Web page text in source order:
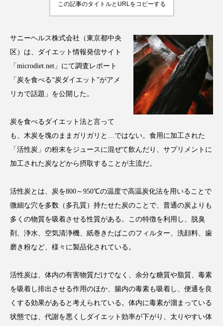
Instagram SaaS SNS
アスレジャーコスメ アレルギー アロマ
アンチエイジング アンチソリチュード
インナービューティー 冷え
インナービューティーアワード2025受賞商品
ウェアラブルデバイス ウェルネス
エクソソーム オーガニック オゾン
カウンセラー カウンセリング
カカイオイル ガジェット
クローズアップ ケーススタディ
コグニティブヘルス コスト削減
この記事のタイトルとURLをコピーする
サニーヘルス株式会社（東京都中央
区）は、ダイエット情報発信サイト
「microdiet.net」にて調査レポート
「炭を食べる“炭ダイエット”がアメ
リカで話題」を公開した。
炭を食べるダイエット法と言って
も、木炭を塊のままガリガリと…ではない。食用に加工された
「活性炭」の粉末をジュースに混ぜて飲んだり、サプリメントに
加工された炭などから摂取することが主流だ。
活性炭とは、炭を800～950℃の温度で高温炭化法を用いることで
微細な穴を多数（多孔質）持たせた炭のことで、普通の炭よりも
多くの物質を吸着させる性質がある。この特徴を利用し、脱臭
剤、浄水、空気清浄機、紙巻きたばこのフィルター、洗顔料、歯
磨き粉など、様々に製品化されている。
活性炭は、体内の有害物質だけでなく、余分な糖質や脂質、毒素
を吸着し排出させる作用のほか、腸内の毒素も吸着し、便通を良
くする効果があると考えられている。体内に毒素が溜まっている
状態では、代謝を悪くしダイエット効率が下がり、太りやすい体